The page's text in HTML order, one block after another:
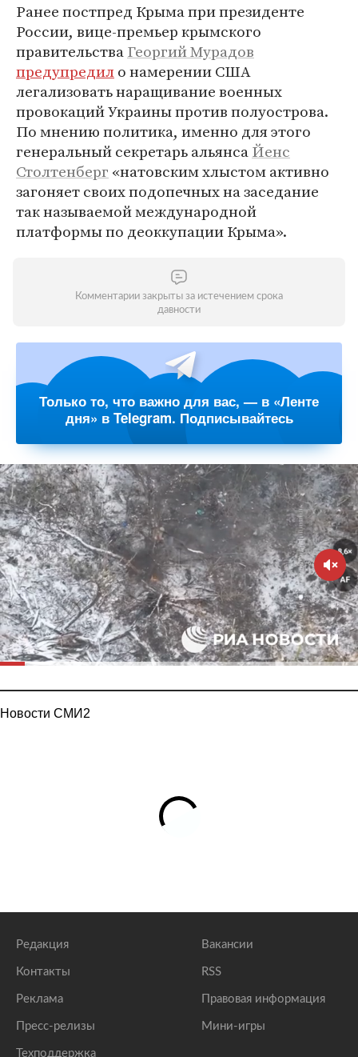
Ранее постпред Крыма при президенте
России, вице-премьер крымского
правительстваГеоргий Мурадов
предупредило намерении США
легализовать наращивание военных
провокаций Украины против полуострова.
По мнению политика, именно для этого
генеральный секретарь альянсаЙенс
Столтенберг «натовским хлыстом активно
загоняет своих подопечных на заседание
так называемой международной
платформы по деоккупации Крыма».
Комментарии закрыты за истечением срока
давности
Только то, что важно для вас, — в «Ленте
дня» в Telegram. Подписывайтесь
Новости СМИ2
Редакция
Контакты
Реклама
Пресс-релизы
Техподдержка
Вакансии
RSS
Правовая информация
Мини-игры